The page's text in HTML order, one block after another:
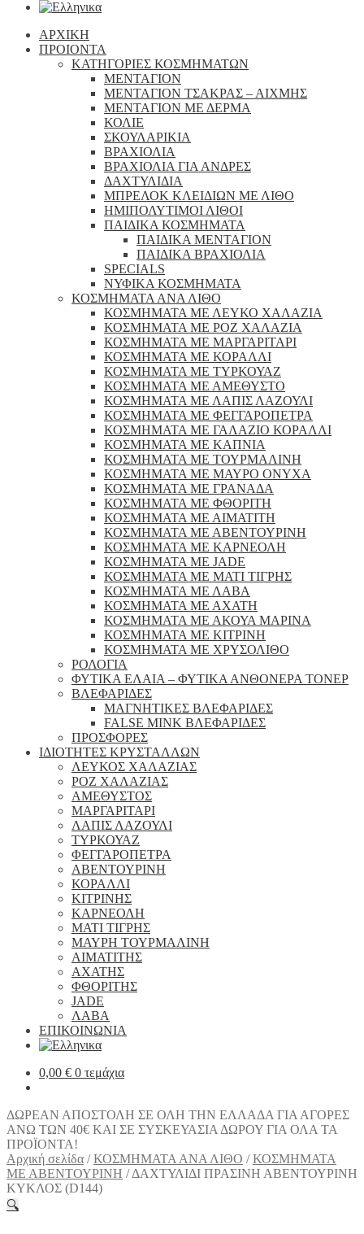
ΑΡΧΙΚΗ
ΠΡΟΙΟΝΤΑ
ΚΑΤΗΓΟΡΙΕΣ ΚΟΣΜΗΜΑΤΩΝ
ΜΕΝΤΑΓΙΟΝ
ΜΕΝΤΑΓΙΟΝ ΤΣΑΚΡΑΣ – ΑΙΧΜΗΣ
ΜΕΝΤΑΓΙΟΝ ΜΕ ΔΕΡΜΑ
ΚΟΛΙΕ
ΣΚΟΥΛΑΡΙΚΙΑ
ΒΡΑΧΙΟΛΙΑ
ΒΡΑΧΙΟΛΙΑ ΓΙΑ ΑΝΔΡΕΣ
ΔΑΧΤΥΛΙΔΙΑ
ΜΠΡΕΛΟΚ ΚΛΕΙΔΙΩΝ ΜΕ ΛΙΘΟ
ΗΜΙΠΟΛΥΤΙΜΟΙ ΛΙΘΟΙ
ΠΑΙΔΙΚΑ ΚΟΣΜΗΜΑΤΑ
ΠΑΙΔΙΚΑ ΜΕΝΤΑΓΙΟΝ
ΠΑΙΔΙΚΑ ΒΡΑΧΙΟΛΙΑ
SPECIALS
ΝΥΦΙΚΑ ΚΟΣΜΗΜΑΤΑ
ΚΟΣΜΗΜΑΤΑ ΑΝΑ ΛΙΘΟ
ΚΟΣΜΗΜΑΤΑ ΜΕ ΛΕΥΚΟ ΧΑΛΑΖΙΑ
ΚΟΣΜΗΜΑΤΑ ΜΕ ΡΟΖ ΧΑΛΑΖΙΑ
ΚΟΣΜΗΜΑΤΑ ΜΕ ΜΑΡΓΑΡΙΤΑΡΙ
ΚΟΣΜΗΜΑΤΑ ΜΕ ΚΟΡΑΛΛΙ
ΚΟΣΜΗΜΑΤΑ ΜΕ ΤΥΡΚΟΥΑΖ
ΚΟΣΜΗΜΑΤΑ ΜΕ ΑΜΕΘΥΣΤΟ
ΚΟΣΜΗΜΑΤΑ ΜΕ ΛΑΠΙΣ ΛΑΖΟΥΛΙ
ΚΟΣΜΗΜΑΤΑ ΜΕ ΦΕΓΓΑΡΟΠΕΤΡΑ
ΚΟΣΜΗΜΑΤΑ ΜΕ ΓΑΛΑΖΙΟ ΚΟΡΑΛΛΙ
ΚΟΣΜΗΜΑΤΑ ΜΕ ΚΑΠΝΙΑ
ΚΟΣΜΗΜΑΤΑ ΜΕ ΤΟΥΡΜΑΛΙΝΗ
ΚΟΣΜΗΜΑΤΑ ΜΕ ΜΑΥΡΟ ΟΝΥΧΑ
ΚΟΣΜΗΜΑΤΑ ΜΕ ΓΡΑΝΑΔΑ
ΚΟΣΜΗΜΑΤΑ ΜΕ ΦΘΟΡΙΤΗ
ΚΟΣΜΗΜΑΤΑ ΜΕ ΑΙΜΑΤΙΤΗ
ΚΟΣΜΗΜΑΤΑ ΜΕ ΑΒΕΝΤΟΥΡΙΝΗ
ΚΟΣΜΗΜΑΤΑ ΜΕ ΚΑΡΝΕΟΛΗ
ΚΟΣΜΗΜΑΤΑ ΜΕ JADE
ΚΟΣΜΗΜΑΤΑ ΜΕ ΜΑΤΙ ΤΙΓΡΗΣ
ΚΟΣΜΗΜΑΤΑ ΜΕ ΛΑΒΑ
ΚΟΣΜΗΜΑΤΑ ΜΕ ΑΧΑΤΗ
ΚΟΣΜΗΜΑΤΑ ΜΕ ΑΚΟΥΑ ΜΑΡΙΝΑ
ΚΟΣΜΗΜΑΤΑ ΜΕ ΚΙΤΡΙΝΗ
ΚΟΣΜΗΜΑΤΑ ΜΕ ΧΡΥΣΟΛΙΘΟ
ΡΟΛΟΓΙΑ
ΦΥΤΙΚΑ ΕΛΑΙΑ – ΦΥΤΙΚΑ ΑΝΘΟΝΕΡΑ ΤΟΝΕΡ
ΒΛΕΦΑΡΙΔΕΣ
ΜΑΓΝΗΤΙΚΕΣ ΒΛΕΦΑΡΙΔΕΣ
FALSE MINK ΒΛΕΦΑΡΙΔΕΣ
ΠΡΟΣΦΟΡΕΣ
ΙΔΙΟΤΗΤΕΣ ΚΡΥΣΤΑΛΛΩΝ
ΛΕΥΚΟΣ ΧΑΛΑΖΙΑΣ
ΡΟΖ ΧΑΛΑΖΙΑΣ
ΑΜΕΘΥΣΤΟΣ
ΜΑΡΓΑΡΙΤΑΡΙ
ΛΑΠΙΣ ΛΑΖΟΥΛΙ
ΤΥΡΚΟΥΑΖ
ΦΕΓΓΑΡΟΠΕΤΡΑ
ΑΒΕΝΤΟΥΡΙΝΗ
ΚΟΡΑΛΛΙ
ΚΙΤΡΙΝΗΣ
ΚΑΡΝΕΟΛΗ
ΜΑΤΙ ΤΙΓΡΗΣ
ΜΑΥΡΗ ΤΟΥΡΜΑΛΙΝΗ
ΑΙΜΑΤΙΤΗΣ
ΑΧΑΤΗΣ
ΦΘΟΡΙΤΗΣ
JADE
ΛΑΒΑ
ΕΠΙΚΟΙΝΩΝΙΑ
0,00 € 0 τεμάχια
ΔΩΡΕΑΝ ΑΠΟΣΤΟΛΗ ΣΕ ΟΛΗ ΤΗΝ ΕΛΛΑΔΑ ΓΙΑ ΑΓΟΡΕΣ
ΑΝΩ ΤΩΝ 40€ ΚΑΙ ΣΕ ΣΥΣΚΕΥΑΣΙΑ ΔΩΡΟΥ ΓΙΑ ΟΛΑ ΤΑ
ΠΡΟΪΟΝΤΑ!
Αρχική σελίδα /ΚΟΣΜΗΜΑΤΑ ΑΝΑ ΛΙΘΟ /ΚΟΣΜΗΜΑΤΑ
ΜΕ ΑΒΕΝΤΟΥΡΙΝΗ /ΔΑΧΤΥΛΙΔΙ ΠΡΑΣΙΝΗ ΑΒΕΝΤΟΥΡΙΝΗ
ΚΥΚΛΟΣ (D144)
🔍